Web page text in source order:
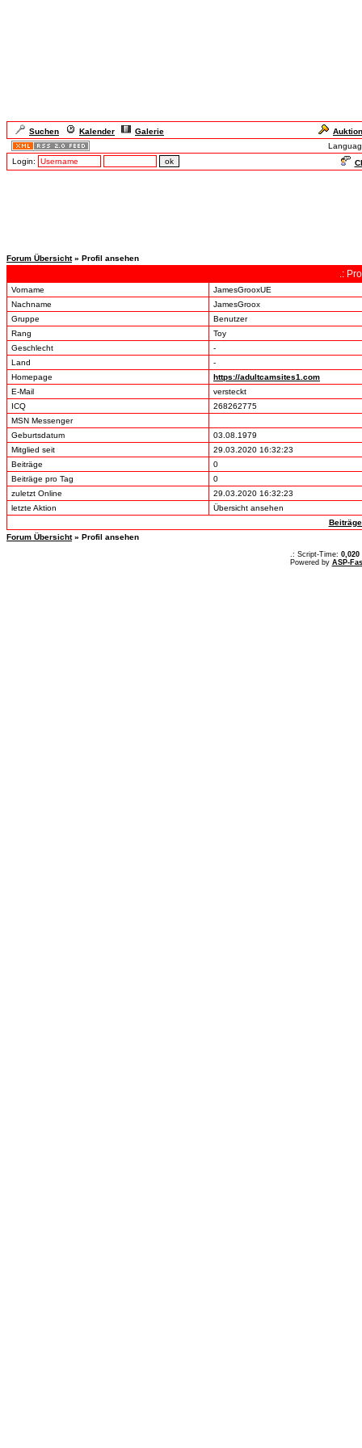
Suchen Kalender Galerie
Login:
Forum Übersicht» Profil ansehen
.:
Vorname
JamesGrooxUE
Nachname
JamesGroox
Gruppe
Benutzer
Rang
Toy
Geschlecht
-
Land
-
Homepage
https://adultcamsites1.com
E-Mail
versteckt
ICQ
268262775
MSN Messenger
Geburtsdatum
03.08.1979
Mitglied seit
29.03.2020 16:32:23
Beiträge
0
Beiträge pro Tag
0
zuletzt Online
29.03.2020 16:32:23
letzte Aktion
Übersicht ansehen
Forum Übersicht» Profil ansehen
.: Script-Time: 0,020
Powered by ASP-